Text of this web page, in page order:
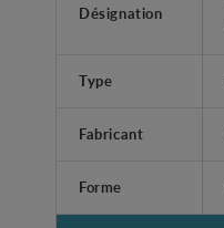
Désignation
Type
Fabricant
Forme